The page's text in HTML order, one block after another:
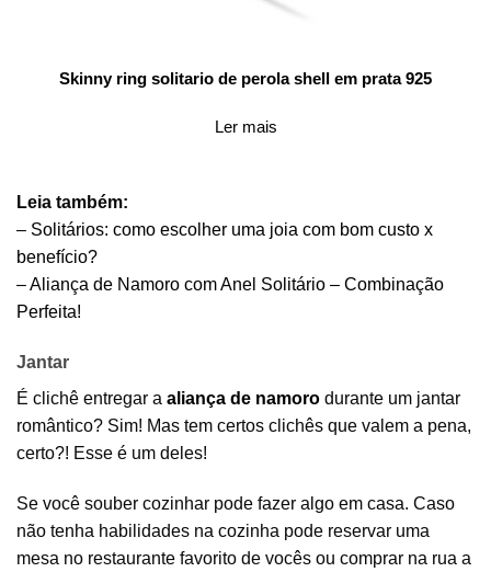
Skinny ring solitario de perola shell em prata 925
Ler mais
Leia também:
– Solitários: como escolher uma joia com bom custo x
benefício?
–Aliança de Namoro com Anel Solitário – Combinação
Perfeita!
Jantar
É clichê entregar a aliança de namoro durante um jantar
romântico? Sim! Mas tem certos clichês que valem a pena,
certo?! Esse é um deles!
Se você souber cozinhar pode fazer algo em casa. Caso
não tenha habilidades na cozinha pode reservar uma
mesa no restaurante favorito de vocês ou comprar na rua a